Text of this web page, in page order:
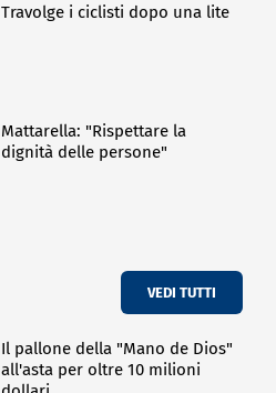
Travolge i ciclisti dopo una lite
Mattarella: "Rispettare la
dignità delle persone"
VEDI TUTTI
Il pallone della "Mano de Dios"
all'asta per oltre 10 milioni